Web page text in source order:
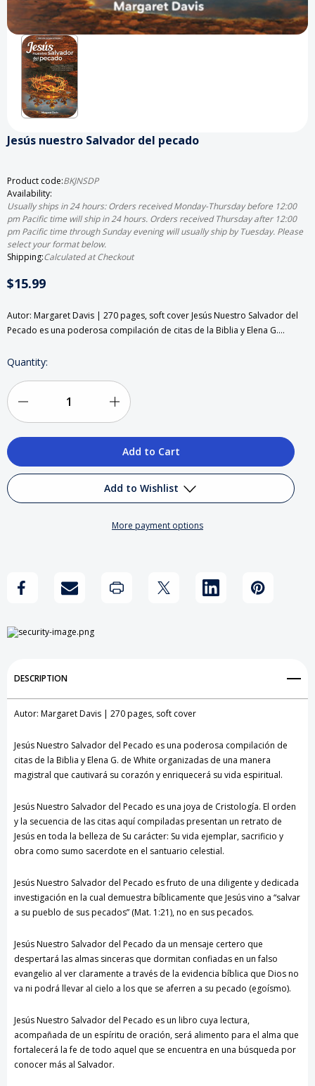
Jesús nuestro Salvador del pecado
Product code:BKJNSDP
Availability:
Usually ships in 24 hours: Orders received Monday-Thursday before 12:00
pm Pacific time will ship in 24 hours. Orders received Thursday after 12:00
pm Pacific time through Sunday evening will usually ship by Tuesday. Please
select your format below.
Shipping:Calculated at Checkout
$15.99
Autor: Margaret Davis | 270 pages, soft cover Jesús Nuestro Salvador del
Pecado es una poderosa compilación de citas de la Biblia y Elena G.…
Current
Quantity:
Quantity
pecado
Increase
Quantity
Jesús
Salvador
pecado
Add to Wishlist
Add to My Wish List
View All Wish List
More payment options
DESCRIPTION
Autor: Margaret Davis | 270 pages, soft cover
Jesús Nuestro Salvador del Pecado es una poderosa compilación de
citas de la Biblia y Elena G. de White organizadas de una manera
magistral que cautivará su corazón y enriquecerá su vida espiritual.
Jesús Nuestro Salvador del Pecado es una joya de Cristología. El orden
y la secuencia de las citas aquí compiladas presentan un retrato de
Jesús en toda la belleza de Su carácter: Su vida ejemplar, sacrificio y
obra como sumo sacerdote en el santuario celestial.
Jesús Nuestro Salvador del Pecado es fruto de una diligente y dedicada
investigación en la cual demuestra bíblicamente que Jesús vino a “salvar
a su pueblo de sus pecados” (Mat. 1:21), no en sus pecados.
Jesús Nuestro Salvador del Pecado da un mensaje certero que
despertará las almas sinceras que dormitan confiadas en un falso
evangelio al ver claramente a través de la evidencia bíblica que Dios no
va ni podrá llevar al cielo a los que se aferren a su pecado (egoísmo).
Jesús Nuestro Salvador del Pecado es un libro cuya lectura,
acompañada de un espíritu de oración, será alimento para el alma que
fortalecerá la fe de todo aquel que se encuentra en una búsqueda por
conocer más al Salvador.